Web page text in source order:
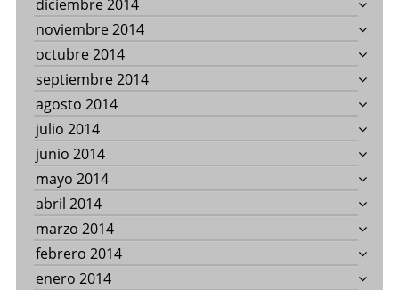
diciembre 2014
noviembre 2014
octubre 2014
septiembre 2014
agosto 2014
julio 2014
junio 2014
mayo 2014
abril 2014
marzo 2014
febrero 2014
enero 2014